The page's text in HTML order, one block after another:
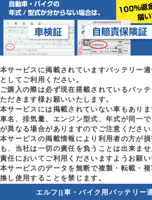
本サービスに掲載されていますバッテリー
としてご利用ください。
ご購入の際は必ず現在搭載されているバッ
ただきます様お願いいたします。
本サービスには掲載されていない車もありま
車名、排気量、エンジン型式、年式が同一
が異なる場合がありますのでご注意ください
本サービスの掲載情報により利用者の方が
も、当社は一切の責任を負うことは出来ま
責任においてご利用くださいますようお願い
本サービスのデータを無断で複製・転載・
換し使用することを禁じます。
エルフ||車・バイク用バッテリー